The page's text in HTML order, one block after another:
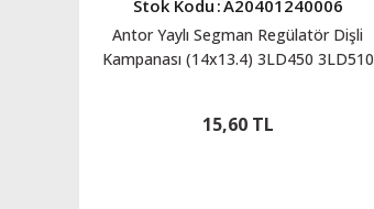
Stok Kodu :A20401240006
Antor Yaylı Segman Regülatör Dişli
Kampanası (14x13.4) 3LD450 3LD510
15,60 TL